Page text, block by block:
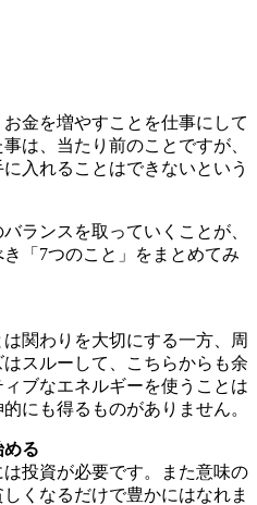
金を増やすことを仕事にして
は、当たり前のことですが、
入れることはできないという
ランスを取っていくことが、
「7つのこと」をまとめてみ
関わりを大切にする一方、周
スルーして、こちらからも余
ブなエネルギーを使うことは
にも得るものがありません。
る
投資が必要です。また意味の
くなるだけで豊かにはなれま